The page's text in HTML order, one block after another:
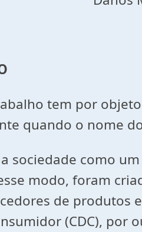
tem por
quando o nome
sociedade como
modo, foram
de produtos
(CDC), por